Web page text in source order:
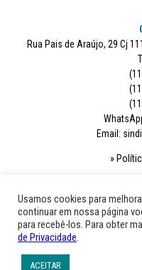
Rua Pais de Araújo, 29 Cj
Email:
Usamos cookies para
continuar em nossa página
para recebê-los. Para obter
de Privacidade.
ACEITAR